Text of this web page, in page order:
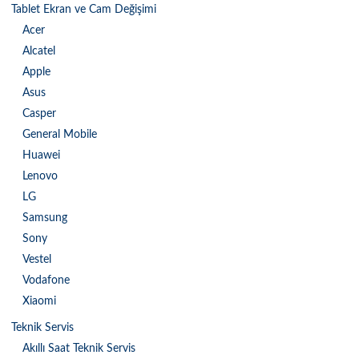
Tablet Ekran ve Cam Değişimi
Acer
Alcatel
Apple
Asus
Casper
General Mobile
Huawei
Lenovo
LG
Samsung
Sony
Vestel
Vodafone
Xiaomi
Teknik Servis
Akıllı Saat Teknik Servis